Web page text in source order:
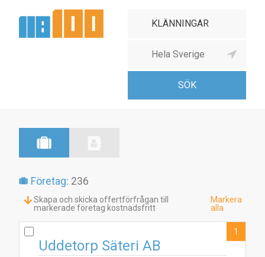
Företag: 236
Skapa och skicka offertförfrågan till
markerade företag kostnadsfritt
Markera
alla
Uddetorp Säteri AB
1